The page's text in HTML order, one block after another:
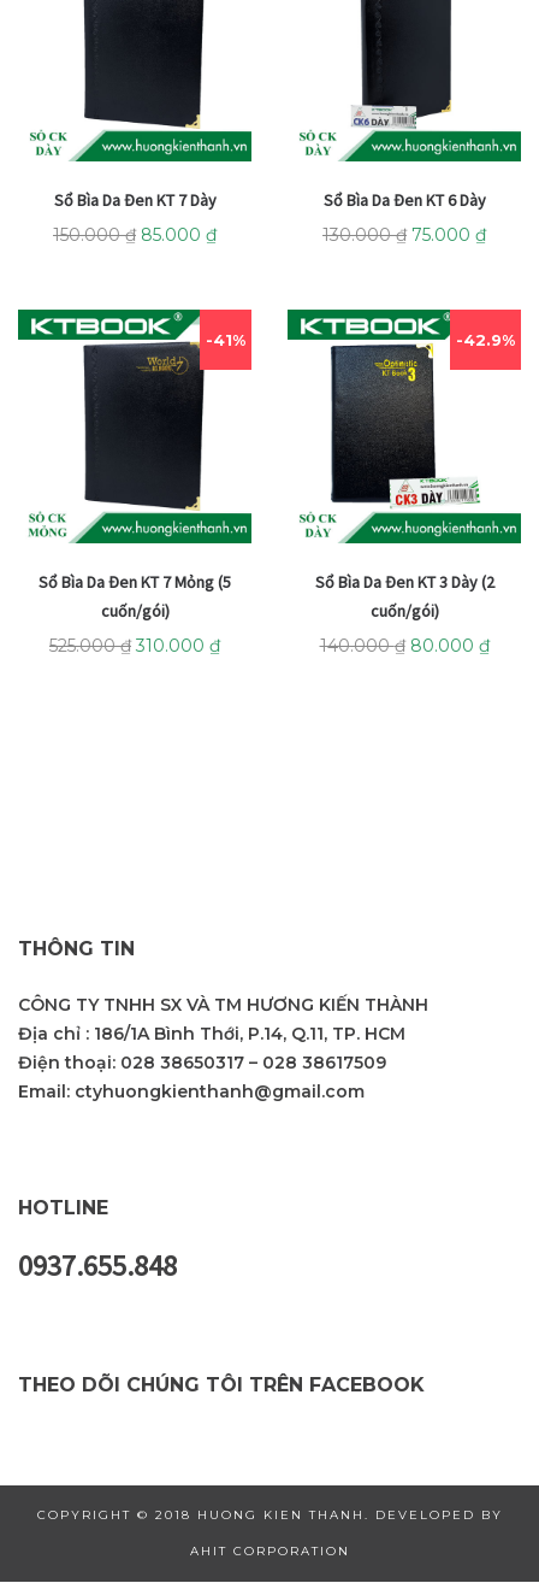
Sổ Bìa Da Đen KT 7 Dày
150.000₫ 85.000 ₫
Sổ Bìa Da Đen KT 6 Dày
130.000₫ 75.000 ₫
41%
Sổ Bìa Da Đen KT 7 Mỏng (5
cuốn/gói)
525.000₫ 310.000 ₫
42.9%
Sổ Bìa Da Đen KT 3 Dày (2
cuốn/gói)
140.000₫ 80.000 ₫
THÔNG TIN
CÔNG TY TNHH SX VÀ TM HƯƠNG KIẾN THÀNH
Địa chỉ : 186/1A Bình Thới, P.14, Q.11, TP. HCM
Điện thoại: 028 38650317 – 028 38617509
Email: ctyhuongkienthanh@gmail.com
HOTLINE
0937.655.848
THEO DÕI CHÚNG TÔI TRÊN FACEBOOK
COPYRIGHT © 2018 HUONG KIEN THANH. DEVELOPED BY
AHIT CORPORATION